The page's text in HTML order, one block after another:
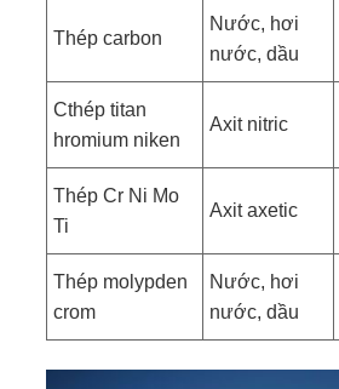
Thép carbon
Nước, hơi
nước, dầu
Cthép titan
hromium niken
Axit nitric
Thép Cr Ni Mo
Ti
Axit axetic
Thép molypden
crom
Nước, hơi
nước, dầu